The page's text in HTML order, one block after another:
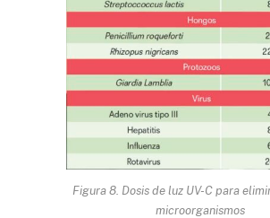
Figura 8. Dosis de luz UV-C para
microorganismos